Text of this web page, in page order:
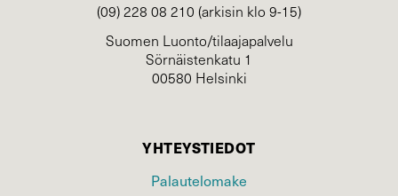
(09) 228 08 210 (arkisin klo 9-15)
Suomen Luonto/tilaajapalvelu
Sörnäistenkatu 1
00580 Helsinki
YHTEYSTIEDOT
Palautelomake